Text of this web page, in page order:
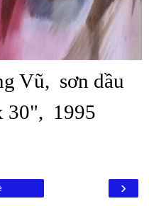
Vũ, sơn dầu
30", 1995
›